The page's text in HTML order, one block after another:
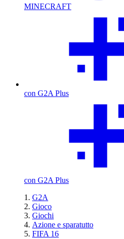
MINECRAFT
con G2A Plus
con G2A Plus
G2A
Gioco
Giochi
Azione e sparatutto
FIFA 16